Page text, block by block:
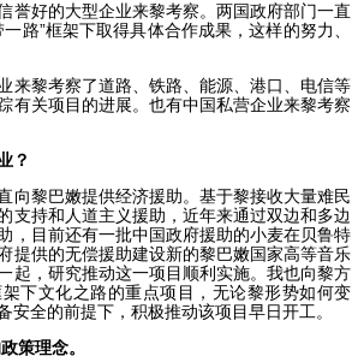
好的大型企业来黎考察。两国政府部门一直
路”框架下取得具体合作成果，这样的努力、
黎考察了道路、铁路、能源、港口、电信等
有关项目的进展。也有中国私营企业来黎考察
？
黎巴嫩提供经济援助。基于黎接收大量难民
支持和人道主义援助，近年来通过双边和多边
，目前还有一批中国政府援助的小麦在贝鲁特
提供的无偿援助建设新的黎巴嫩国家高等音乐
起，研究推动这一项目顺利实施。我也向黎方
下文化之路的重点项目，无论黎形势如何变
全的前提下，积极推动该项目早日开工。
策理念。